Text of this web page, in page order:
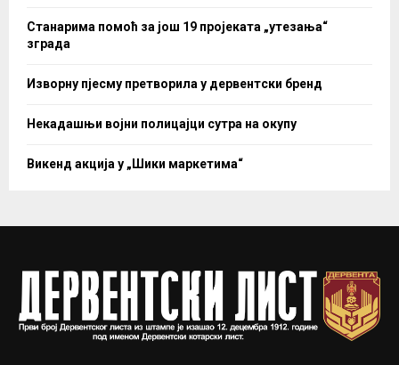
Станарима помоћ за још 19 пројеката „утезања“
зграда
Изворну пјесму претворила у дервентски бренд
Некадашњи војни полицајци сутра на окупу
Викенд акција у „Шики маркетима“